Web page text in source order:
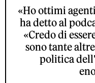
«Ho ottimi
ha detto al
«Credo di
sono tante
politica